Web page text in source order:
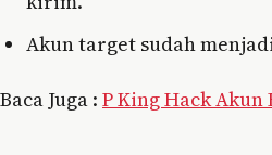
Akun target sudah
Baca Juga : P King Hack Akun